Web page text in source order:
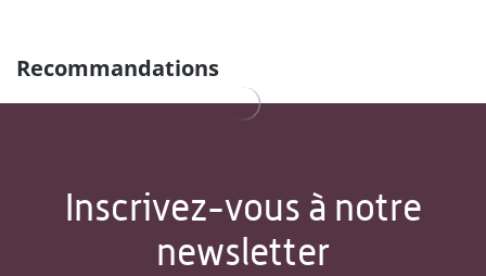
Recommandations
Inscrivez-vous à notre
newsletter